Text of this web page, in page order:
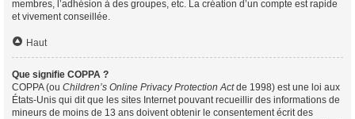
membres, l’adhésion à des groupes, etc. La création d’un compte est rapide
et vivement conseillée.
Haut
Que signifie COPPA ?
COPPA (ou Children’s Online Privacy Protection Actde 1998) est une loi aux
États-Unis qui dit que les sites Internet pouvant recueillir des informations de
mineurs de moins de 13 ans doivent obtenir le consentement écrit des